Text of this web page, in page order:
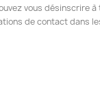
vous désinscrire
de contact dans